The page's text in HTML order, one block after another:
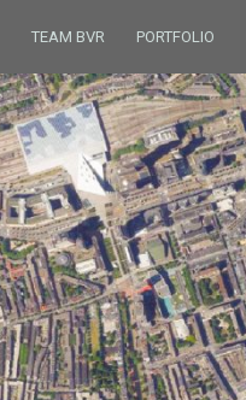
TEAM BVR PORTFOLIO